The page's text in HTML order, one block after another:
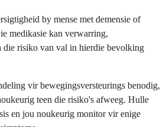
by mense met demensie of
medikasie kan verwarring,
die risiko van val in hierdie bevolking
vir bewegingsversteurings benodig,
teen die risiko's afweeg. Hulle
en jou noukeurig monitor vir enige